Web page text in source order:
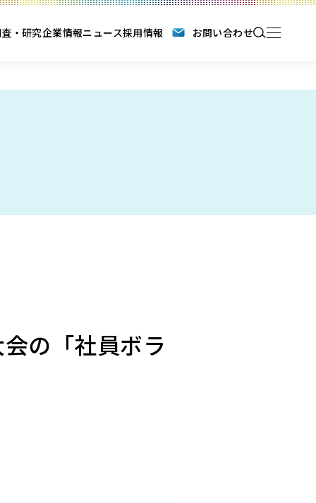
・研究企業情報ニュース採用情報 お問い合わせ
の「社員ボラ